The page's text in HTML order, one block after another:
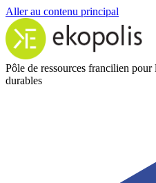
Aller au contenu principal
Pôle de ressources francilien
durables